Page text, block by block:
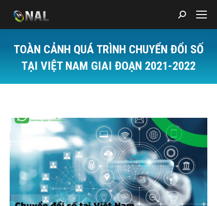
Search:
TOÀN CẢNH QUÁ TRÌNH CHUYỂN ĐỔI SỐ
TẠI VIỆT NAM GIAI ĐOẠN 2021-2022